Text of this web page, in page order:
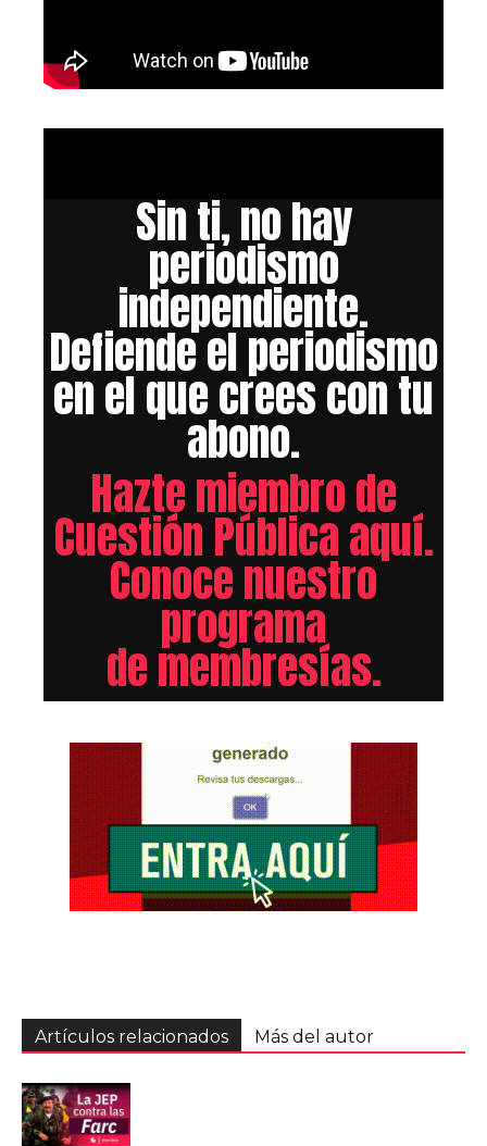
Sin ti, no hay
periodismo
independiente.
Defiende el periodismo
en el que crees con tu
abono.
Hazte miembro de
Cuestión Pública aquí.
Conoce nuestro
programa
de membresías.
Artículos relacionados Más del autor